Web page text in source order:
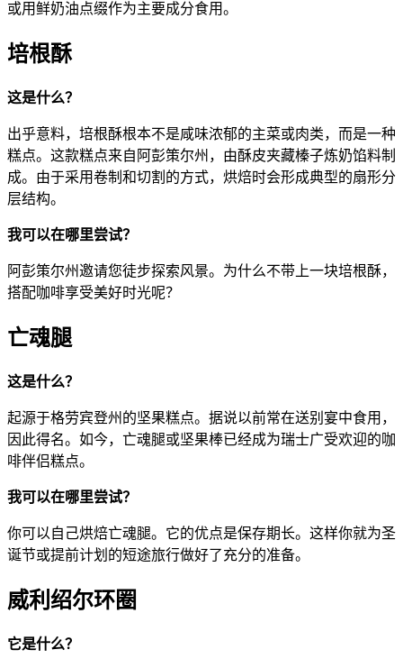
或用鲜奶油点缀作为主要成分食用。
培根酥
这是什么？
出乎意料，培根酥根本不是咸味浓郁的主菜或肉类，而是一种
糕点。这款糕点来自阿彭策尔州，由酥皮夹藏榛子炼奶馅料制
成。由于采用卷制和切割的方式，烘焙时会形成典型的扇形分
层结构。
我可以在哪里尝试？
阿彭策尔州邀请您徒步探索风景。为什么不带上一块培根酥，
搭配咖啡享受美好时光呢？
亡魂腿
这是什么？
起源于格劳宾登州的坚果糕点。据说以前常在送别宴中食用，
因此得名。如今，亡魂腿或坚果棒已经成为瑞士广受欢迎的咖
啡伴侣糕点。
我可以在哪里尝试？
你可以自己烘焙亡魂腿。它的优点是保存期长。这样你就为圣
诞节或提前计划的短途旅行做好了充分的准备。
威利绍尔环圈
它是什么？